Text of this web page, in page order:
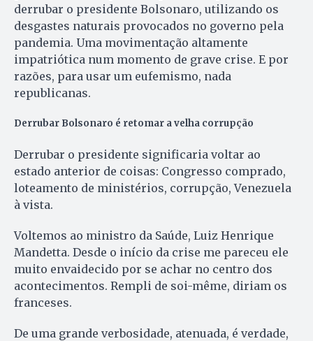
derrubar o presidente Bolsonaro, utilizando os
desgastes naturais provocados no governo pela
pandemia. Uma movimentação altamente
impatriótica num momento de grave crise. E por
razões, para usar um eufemismo, nada
republicanas.
Derrubar Bolsonaro é retomar a velha corrupção
Derrubar o presidente significaria voltar ao
estado anterior de coisas: Congresso comprado,
loteamento de ministérios, corrupção, Venezuela
à vista.
Voltemos ao ministro da Saúde, Luiz Henrique
Mandetta. Desde o início da crise me pareceu ele
muito envaidecido por se achar no centro dos
acontecimentos. Rempli de soi-même, diriam os
franceses.
De uma grande verbosidade, atenuada, é verdade,